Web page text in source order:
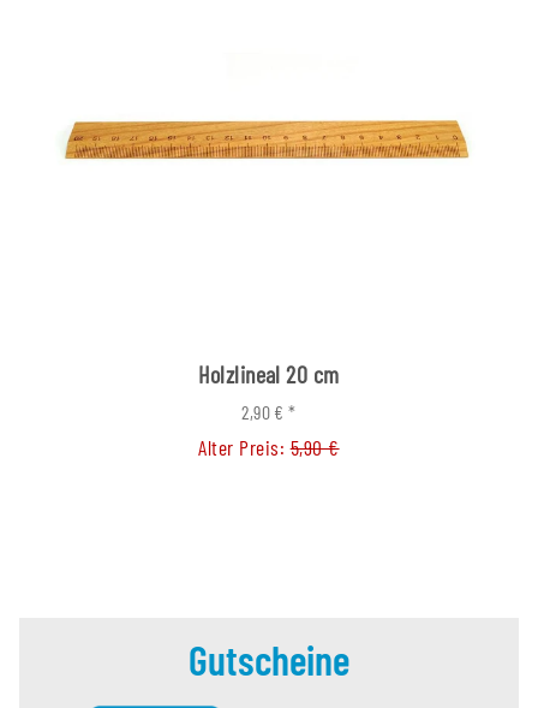
Holzlineal 20 cm
2,90 €*
Alter Preis:5,90 €
Gutscheine